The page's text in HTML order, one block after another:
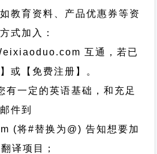
教育资料、产品优惠券等资
式加入：
互通，若已
或【免费注册】。
有一定的英语基础，和充足
件到
(将#替换为@) 告知想要加
译项目；